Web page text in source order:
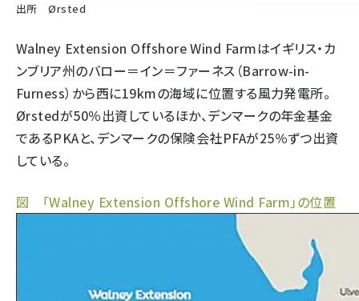
出所 Ørsted
Walney Extension Offshore Wind Farmはイギリス・カ
ンブリア州のバロー＝イン＝ファーネス（Barrow-in-
Furness）から西に19kmの海域に位置する風力発電所。
Ørstedが50％出資しているほか、デンマークの年金基金
であるPKAと、デンマークの保険会社PFAが25％ずつ出資
している。
図 「Walney Extension Offshore Wind Farm」の位置